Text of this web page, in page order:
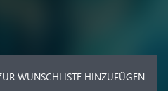
WUNSCHLISTE HINZUFÜGEN